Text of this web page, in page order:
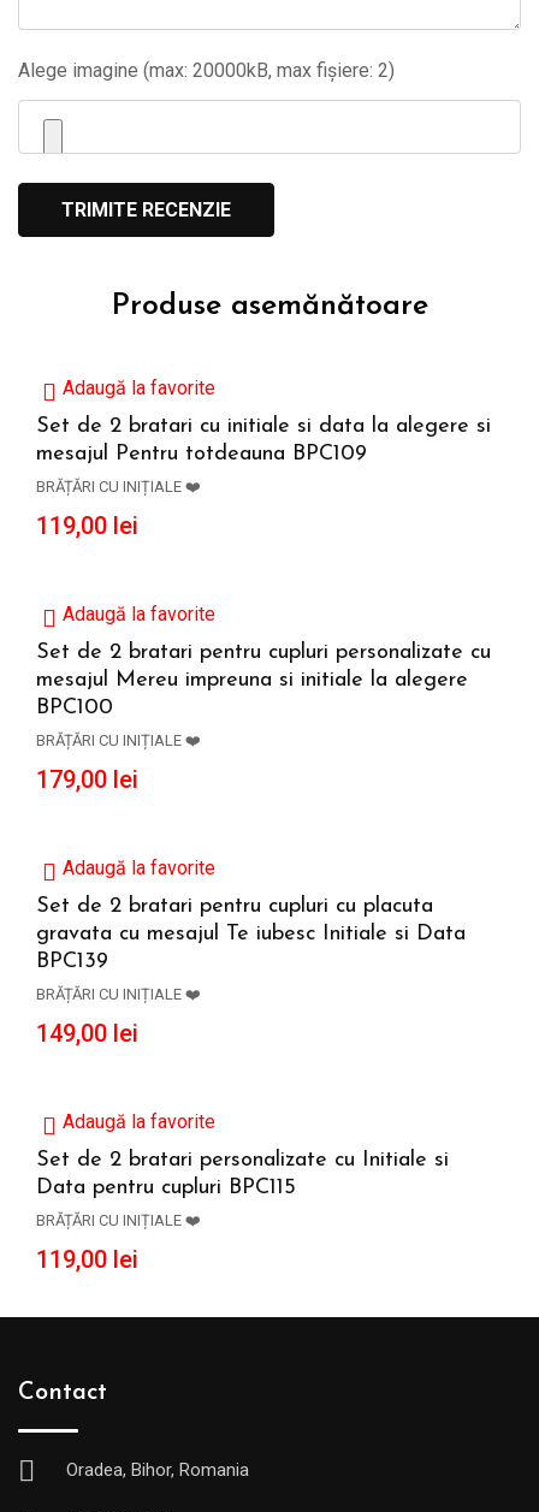
Alege imagine (max: 20000kB, max fișiere: 2)
Produse asemănătoare
Adaugă la favorite
Set de 2 bratari cu initiale si data la alegere si
mesajul Pentru totdeauna BPC109
BRĂȚĂRI CU INIȚIALE ❤️
119,00 lei
Adaugă la favorite
Set de 2 bratari pentru cupluri personalizate cu
mesajul Mereu impreuna si initiale la alegere
BPC100
BRĂȚĂRI CU INIȚIALE ❤️
179,00 lei
Adaugă la favorite
Set de 2 bratari pentru cupluri cu placuta
gravata cu mesajul Te iubesc Initiale si Data
BPC139
BRĂȚĂRI CU INIȚIALE ❤️
149,00 lei
Adaugă la favorite
Set de 2 bratari personalizate cu Initiale si
Data pentru cupluri BPC115
BRĂȚĂRI CU INIȚIALE ❤️
119,00 lei
Contact
Oradea, Bihor, Romania